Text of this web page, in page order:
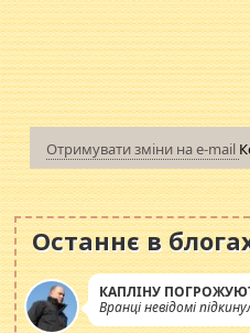
Отримувати зміни на e-mail
Останнє в
КАПЛІНУ
Вранці невідомі